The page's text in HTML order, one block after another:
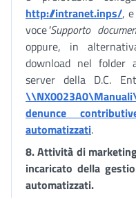
http://intranet.inps/,
voce"Supporto
oppure, in
download nel folder
server della D.C.
denunce
automatizzati.
8. Attività di
incaricato della
automatizzati.